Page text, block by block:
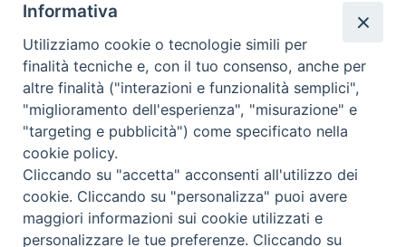
Curia
Via del Seminario, 61 - 57122 Livorno LI
Tel. 0586 276211
Fax 0586 276243
Informativa
Utilizziamo cookie o tecnologie simili per
finalità tecniche e, con il tuo consenso, anche per
altre finalità ("interazioni e funzionalità semplici",
"miglioramento dell'esperienza", "misurazione" e
"targeting e pubblicità") come specificato nella
cookie policy.
Cliccando su "accetta" acconsenti all'utilizzo dei
cookie. Cliccando su "personalizza" puoi avere
maggiori informazioni sui cookie utilizzati e
personalizzare le tue preferenze. Cliccando su